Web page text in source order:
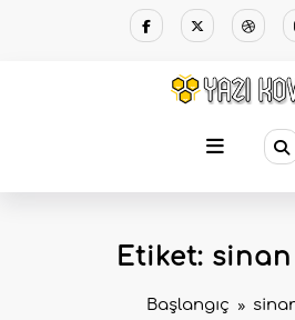
Etiket:
Başlangıç